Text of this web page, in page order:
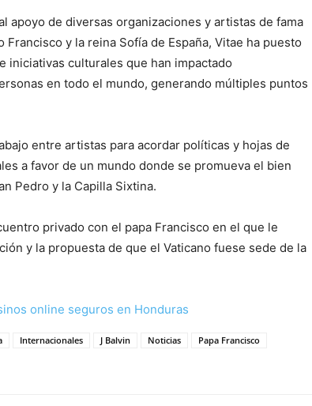
apoyo de diversas organizaciones y artistas de fama
y la reina Sofía de España, Vitae ha puesto
iniciativas culturales que han impactado
en todo el mundo, generando múltiples puntos
entre artistas para acordar políticas y hojas de
a favor de un mundo donde se promueva el bien
Pedro y la Capilla Sixtina.
privado con el papa Francisco en el que le
y la propuesta de que el Vaticano fuese sede de la
online seguros en Honduras
Internacionales J Balvin Noticias
Papa Francisco